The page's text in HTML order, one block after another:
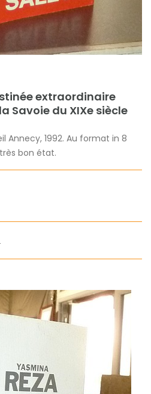
extraordinaire
Savoie du XIXe siècle
Annecy, 1992. Au format in 8
bon état.